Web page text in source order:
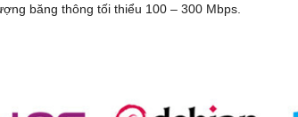
băng thông tối thiểu 100 – 300 Mbps.